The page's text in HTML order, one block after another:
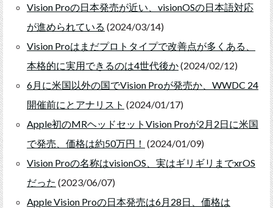
Vision Proの日本発売が近い、visionOSの日本語対応
が進められている (2024/03/14)
Vision Proはまだプロトタイプで改善点が多くある、
本格的に実用できるのは4世代後か(2024/02/12)
6月に米国以外の国でVision Proが発売か、WWDC 24
開催前にとアナリスト (2024/01/17)
Apple初のMRヘッドセットVision Proが2月2日に米国
で発売、価格は約50万円！ (2024/01/09)
Vision Proの名称はvisionOS、実はギリギリまでxrOS
だった (2023/06/07)
Apple Vision Proの日本発売は6月28日、価格は